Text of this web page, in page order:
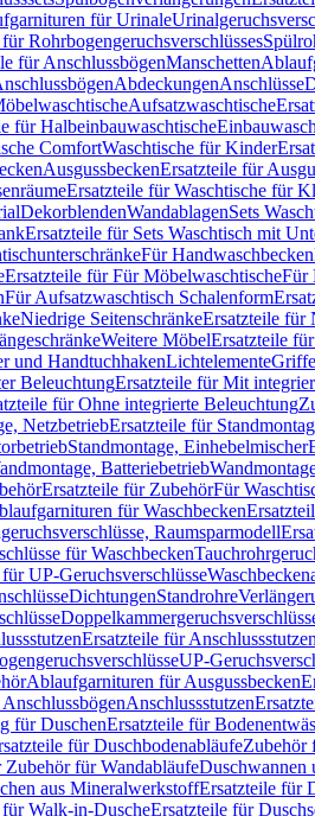
für Urinale
Rohrbogengeruchsverschlüsses
für AnschlussbögenManschetten
AbdeckungenAnschlüsse
Aufsatzwaschtische
für Halbeinbauwaschtische
ComfortWaschtische für Kinder
AusgussbeckenErsatzteile für
Ersatzteile für Waschtische für
DekorblendenWandablagenSets
Ersatzteile für Sets Waschtisch mit
Für Handwaschbecken
Ersatzteile für Für MöbelwaschtischeFür
Für Aufsatzwaschtisch Schalenform
Niedrige SeitenschränkeErsatzteile für
Weitere MöbelErsatzteile
und HandtuchhakenLichtelementeGriffe
BeleuchtungErsatzteile für Mit
für Ohne integrierte Beleuchtung
NetzbetriebErsatzteile für
Standmontage, Einhebelmischer
Batteriebetrieb
Ersatzteile für ZubehörFür
für Waschbecken
Raumsparmodell
für Waschbecken
UP-Geruchsverschlüsse
DichtungenStandrohre
Ersatzteile für Anschlussstutzen
UP-
Ablaufgarnituren für Ausgussbecken
Anschlussstutzen
für DuschenErsatzteile für
für DuschbodenabläufeZubehör
Zubehör für WandabläufeDuschwannen
aus MineralwerkstoffErsatzteile für
Walk-in-DuscheErsatzteile für